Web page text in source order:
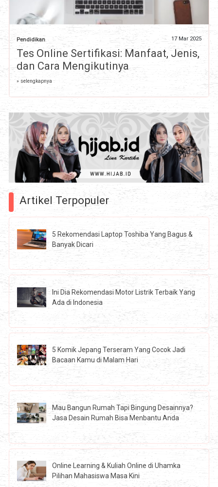
Pendidikan 17 Mar 2025
Tes Online Sertifikasi: Manfaat, Jenis,
dan Cara Mengikutinya
» selengkapnya
Artikel Terpopuler
5 Rekomendasi Laptop Toshiba Yang Bagus &
Banyak Dicari
Ini Dia Rekomendasi Motor Listrik Terbaik Yang
Ada di Indonesia
5 Komik Jepang Terseram Yang Cocok Jadi
Bacaan Kamu di Malam Hari
Mau Bangun Rumah Tapi Bingung Desainnya?
Jasa Desain Rumah Bisa Menbantu Anda
Online Learning & Kuliah Online di Uhamka
Pilihan Mahasiswa Masa Kini